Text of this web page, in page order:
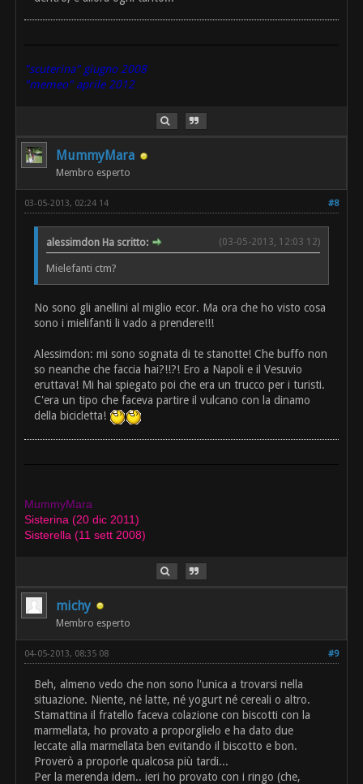
"scuterina" giugno 2008
"memeo" aprile 2012
MummyMara
Membro esperto
#8
03-05-2013, 02:24 14
(03-05-2013, 12:03 12)
alessimdon Ha scritto:
Mielefanti ctm?
No sono gli anellini al miglio ecor. Ma ora che ho visto cosa
sono i mielifanti li vado a prendere!!!
Alessimdon: mi sono sognata di te stanotte! Che buffo non
so neanche che faccia hai?!!?! Ero a Napoli e il Vesuvio
eruttava! Mi hai spiegato poi che era un trucco per i turisti.
C'era un tipo che faceva partire il vulcano con la dinamo
della bicicletta!
MummyMara
Sisterina (20 dic 2011)
Sisterella (11 sett 2008)
michy
Membro esperto
#9
04-05-2013, 08:35 08
Beh, almeno vedo che non sono l'unica a trovarsi nella
situazione. Niente, né latte, né yogurt né cereali o altro.
Stamattina il fratello faceva colazione con biscotti con la
marmellata, ho provato a proporglielo e ha dato due
leccate alla marmellata ben evitando il biscotto e bon.
Proverò a proporle qualcosa più tardi...
Per la merenda idem.. ieri ho provato con i ringo (che,